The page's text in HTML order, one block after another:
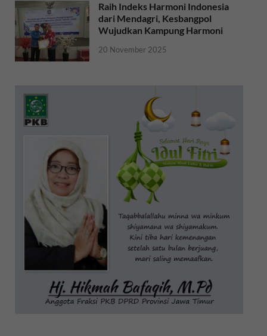
Raih Indeks Harmoni Indonesia
dari Mendagri, Kesbangpol
Wujudkan Kampung Harmoni
20 November 2025